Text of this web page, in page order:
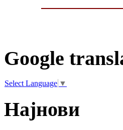
Google
Select Language ▼
Најнови